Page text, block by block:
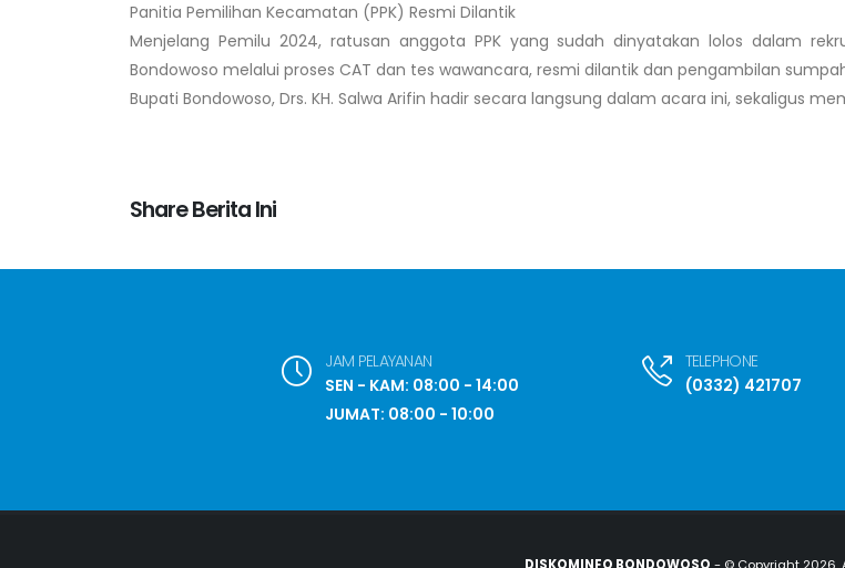
Panitia Pemilihan Kecamatan (PPK) Resmi Dilantik
Menjelang Pemilu 2024, ratusan anggota PPK yang sudah dinyatakan lolos dalam
Bondowoso melalui proses CAT dan tes wawancara, resmi dilantik dan pengambilan
Bupati Bondowoso, Drs. KH. Salwa Arifin hadir secara langsung dalam acara ini, sekaligus
Share Berita Ini
JAM PELAYANAN
SEN - KAM: 08:00 - 14:00
JUMAT: 08:00 - 10:00
TELEPHONE
(0332) 421707